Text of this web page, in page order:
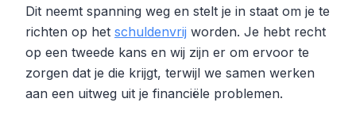
Dit neemt spanning weg en stelt je in staat om je te
richten op het schuldenvrij worden. Je hebt recht
op een tweede kans en wij zijn er om ervoor te
zorgen dat je die krijgt, terwijl we samen werken
aan een uitweg uit je financiële problemen.